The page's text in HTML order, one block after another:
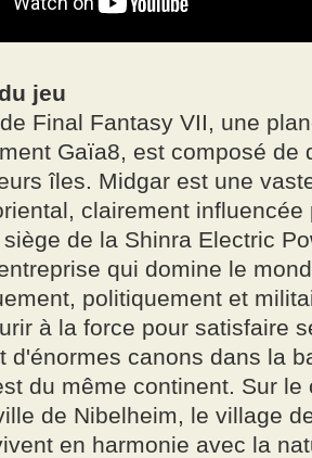
jeu
Final Fantasy VII, une
Gaïa8, est composé de
îles. Midgar est une
clairement
de la Shinra Electric
qui domine le
politiquement et
à la force pour satisfaire
d'énormes canons dans la
du même continent. Sur
de Nibelheim, le village
en harmonie avec la